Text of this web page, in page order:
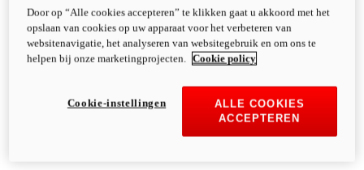
Door op “Alle cookies accepteren” te klikken gaat u akkoord met het
opslaan van cookies op uw apparaat voor het verbeteren van
websitenavigatie, het analyseren van websitegebruik en om ons te
helpen bij onze marketingprojecten.
Cookie policy
ALLE COOKIES
ACCEPTEREN
Cookie-instellingen